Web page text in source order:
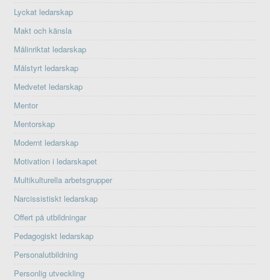
Lyckat ledarskap
Makt och känsla
Målinriktat ledarskap
Målstyrt ledarskap
Medvetet ledarskap
Mentor
Mentorskap
Modernt ledarskap
Motivation i ledarskapet
Multikulturella arbetsgrupper
Narcissistiskt ledarskap
Offert på utbildningar
Pedagogiskt ledarskap
Personalutbildning
Personlig utveckling